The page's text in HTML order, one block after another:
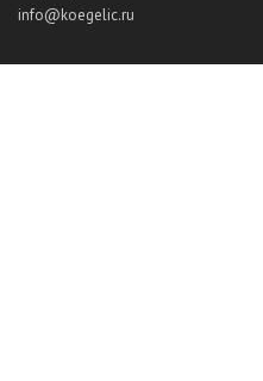
info@koegelic.ru